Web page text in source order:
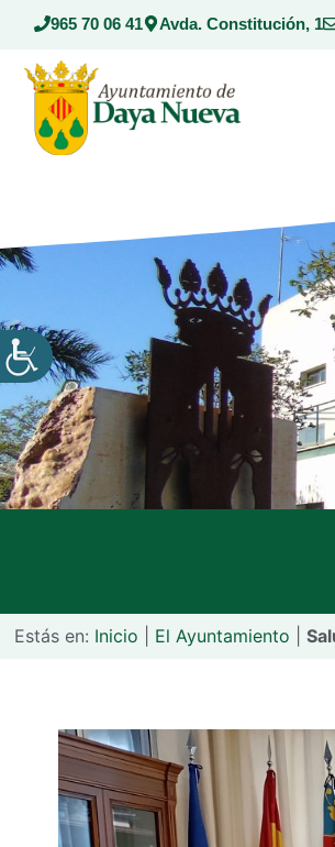
Saltar
contenido
965 70 06 41 Avda. Constitución, 1
Estás en: Inicio El Ayuntamiento |